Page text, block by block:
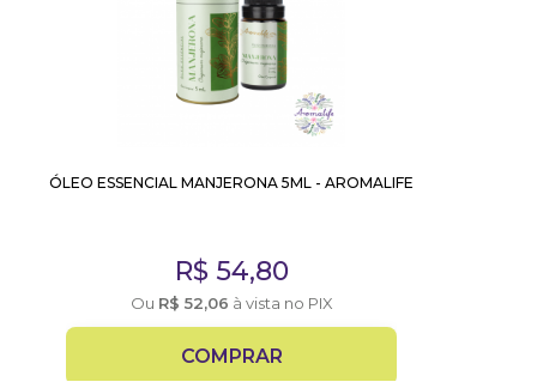
ÓLEO ESSENCIAL MANJERONA 5ML - AROMALIFE
R$ 54,80
Ou R$ 52,06 à vista no PIX
COMPRAR